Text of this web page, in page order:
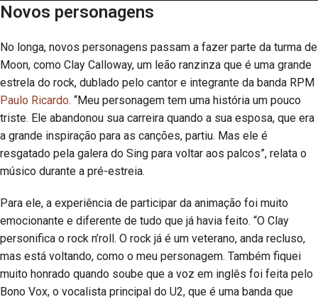
Novos personagens
No longa, novos personagens passam a fazer parte da turma de
Moon, como Clay Calloway, um leão ranzinza que é uma grande
estrela do rock, dublado pelo cantor e integrante da banda RPM
Paulo Ricardo. “Meu personagem tem uma história um pouco
triste. Ele abandonou sua carreira quando a sua esposa, que era
a grande inspiração para as canções, partiu. Mas ele é
resgatado pela galera do Sing para voltar aos palcos”, relata o
músico durante a pré-estreia.
Para ele, a experiência de participar da animação foi muito
emocionante e diferente de tudo que já havia feito. “O Clay
personifica o rock n’roll. O rock já é um veterano, anda recluso,
mas está voltando, como o meu personagem. Também fiquei
muito honrado quando soube que a voz em inglês foi feita pelo
Bono Vox, o vocalista principal do U2, que é uma banda que